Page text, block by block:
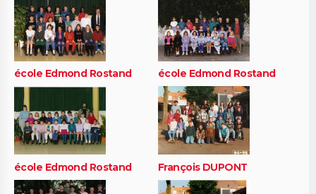
école Edmond Rostand école Edmond Rostand
école Edmond Rostand François DUPONT